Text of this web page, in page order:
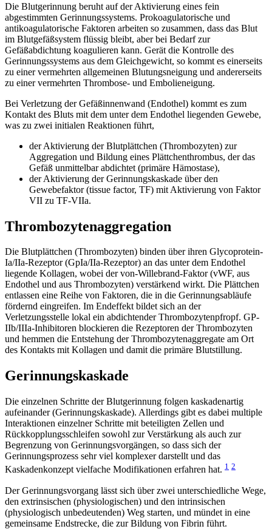
Die Blutgerinnung beruht auf der Aktivierung eines fein
abgestimmten Gerinnungssystems. Prokoagulatorische und
antikoagulatorische Faktoren arbeiten so zusammen, dass das Blut
im Blutgefäßsystem flüssig bleibt, aber bei Bedarf zur
Gefäßabdichtung koagulieren kann. Gerät die Kontrolle des
Gerinnungssystems aus dem Gleichgewicht, so kommt es einerseits
zu einer vermehrten allgemeinen Blutungsneigung und andererseits
zu einer vermehrten Thrombose- und Embolieneigung.
Bei Verletzung der Gefäßinnenwand (Endothel) kommt es zum
Kontakt des Bluts mit dem unter dem Endothel liegenden Gewebe,
was zu zwei initialen Reaktionen führt,
der Aktivierung der Blutplättchen (Thrombozyten) zur
Aggregation und Bildung eines Plättchenthrombus, der das
Gefäß unmittelbar abdichtet (primäre Hämostase),
der Aktivierung der Gerinnungskaskade über den
Gewebefaktor (tissue factor, TF) mit Aktivierung von Faktor
VII zu TF-VIIa.
Thrombozytenaggregation
Die Blutplättchen (Thrombozyten) binden über ihren Glycoprotein-
Ia/IIa-Rezeptor (GpIa/IIa-Rezeptor) an das unter dem Endothel
liegende Kollagen, wobei der von-Willebrand-Faktor (vWF, aus
Endothel und aus Thrombozyten) verstärkend wirkt. Die Plättchen
entlassen eine Reihe von Faktoren, die in die Gerinnungsabläufe
fördernd eingreifen. Im Endeffekt bildet sich an der
Verletzungsstelle lokal ein abdichtender Thrombozytenpfropf. GP-
IIb/IIIa-Inhibitoren blockieren die Rezeptoren der Thrombozyten
und hemmen die Entstehung der Thrombozytenaggregate am Ort
des Kontakts mit Kollagen und damit die primäre Blutstillung.
Gerinnungskaskade
Die einzelnen Schritte der Blutgerinnung folgen kaskadenartig
aufeinander (Gerinnungskaskade). Allerdings gibt es dabei multiple
Interaktionen einzelner Schritte mit beteiligten Zellen und
Rückkopplungsschleifen sowohl zur Verstärkung als auch zur
Begrenzung von Gerinnungsvorgängen, so dass sich der
Gerinnungsprozess sehr viel komplexer darstellt und das
Kaskadenkonzept vielfache Modifikationen erfahren hat. 1 2
Der Gerinnungsvorgang lässt sich über zwei unterschiedliche Wege,
den extrinsischen (physiologischen) und den intrinsischen
(physiologisch unbedeutenden) Weg starten, und mündet in eine
gemeinsame Endstrecke, die zur Bildung von Fibrin führt.